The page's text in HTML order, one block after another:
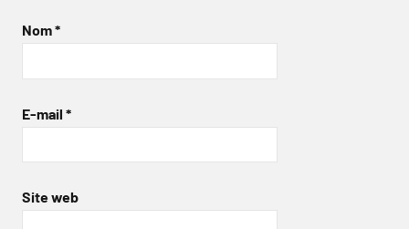
Nom*
E-mail *
Site web